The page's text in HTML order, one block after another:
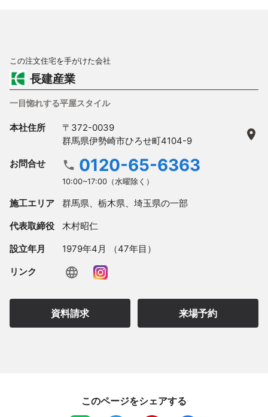
この注文住宅を手がけた会社
長建産業
一目惚れする平屋スタイル
本社住所
〒372-0039
群馬県伊勢崎市ひろせ町4104-9
お問合せ 0120-65-6363
10:00~17:00（水曜除く）
施工エリア 群馬県、栃木県、埼玉県の一部
代表取締役 木村昭仁
設立年月 1979年4月 （47年目）
リンク
資料請求 来場予約
このページをシェアする